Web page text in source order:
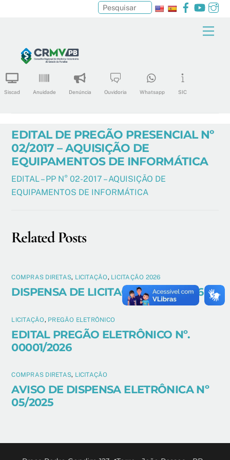
content
Facebook
Siscad Anuidade Denúncia Ouvidoria Whatsapp SIC
Pesquisar
EDITAL DE PREGÃO PRESENCIAL Nº
02/2017 – AQUISIÇÃO DE
EQUIPAMENTOS DE INFORMÁTICA
EDITAL – PP N° 02-2017 – AQUISIÇÃO DE
EQUIPAMENTOS DE INFORMÁTICA
Related Posts
COMPRAS DIRETAS, LICITAÇÃO, LICITAÇÃO 2026
DISPENSA DE LICITAÇÃO N°04/2026
LICITAÇÃO, PREGÃO ELETRÔNICO
EDITAL PREGÃO ELETRÔNICO Nº.
00001/2026
COMPRAS DIRETAS, LICITAÇÃO
AVISO DE DISPENSA ELETRÔNICA Nº
05/2025